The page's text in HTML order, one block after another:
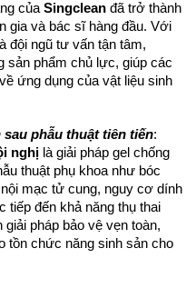
của Singclean đã trở thành
gia và bác sĩ hàng đầu. Với
đội ngũ tư vấn tận tâm,
sản phẩm chủ lực, giúp các
ứng dụng của vật liệu sinh
phẫu thuật tiên tiến:
nghị là giải pháp gel chống
thuật phụ khoa như bóc
mạc tử cung, nguy cơ dính
tiếp đến khả năng thụ thai
giải pháp bảo vệ vẹn toàn,
tồn chức năng sinh sản cho